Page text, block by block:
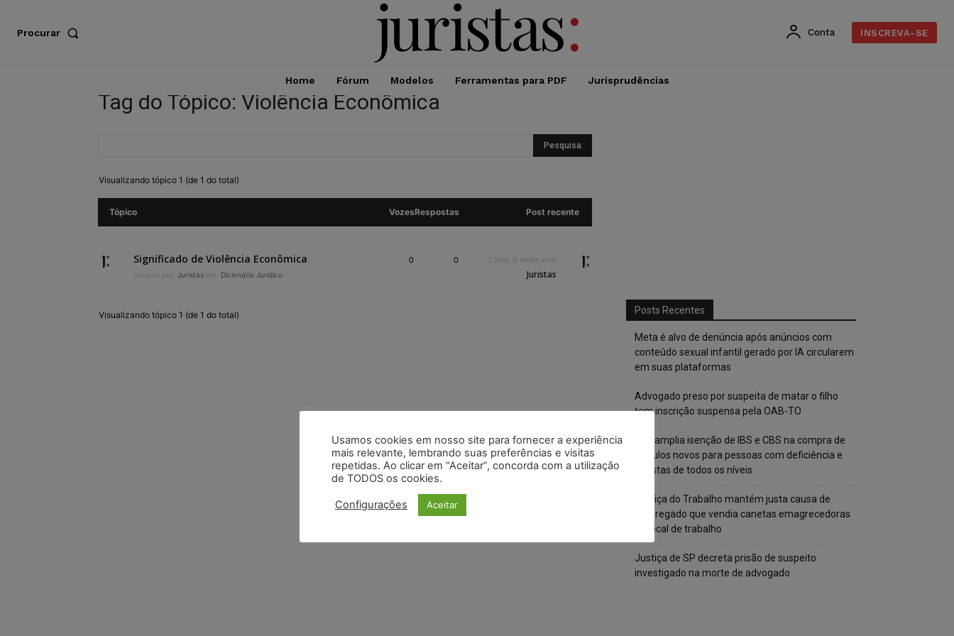
Procurar Conta INSCREVA-SE
Home Fórum Modelos Ferramentas para PDF Jurisprudências
Tag do Tópico: Violência Econômica
Visualizando tópico 1 (de 1 do total)
Tópico VozesRespostas Post recente
Significado de Violência Econômica
Iniciado por: Juristas em: Dicionário Jurídico
0 0 2 anos, 6 meses atrás
Juristas
Visualizando tópico 1 (de 1 do total) Posts Recentes
Meta é alvo de denúncia após anúncios com
conteúdo sexual infantil gerado por IA circularem
em suas plataformas
Advogado preso por suspeita de matar o filho
tem inscrição suspensa pela OAB-TO
STF amplia isenção de IBS e CBS na compra de
veículos novos para pessoas com deficiência e
autistas de todos os níveis
Justiça do Trabalho mantém justa causa de
empregado que vendia canetas emagrecedoras
no local de trabalho
Justiça de SP decreta prisão de suspeito
investigado na morte de advogado
Usamos cookies em nosso site para fornecer a experiência
mais relevante, lembrando suas preferências e visitas
repetidas. Ao clicar em “Aceitar”, concorda com a utilização
de TODOS os cookies.
Configurações Aceitar